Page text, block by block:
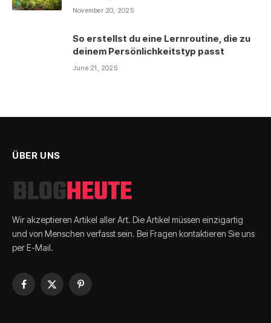
November 20, 2025
So erstellst du eine Lernroutine, die zu
deinem Persönlichkeitstyp passt
June 21, 2025
ÜBER UNS
Wir akzeptieren Artikel aller Art. Die Artikel müssen einzigartig
und von Menschen verfasst sein. Bei Fragen kontaktieren Sie uns
per E-Mail.
Facebook
X
Pinterest